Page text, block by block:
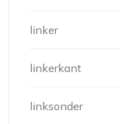
linker
linkerkant
linksonder